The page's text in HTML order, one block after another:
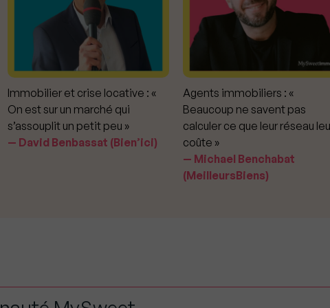
Immobilier et crise locative : «
On est sur un marché qui
s’assouplit un petit peu »
David Benbassat (Bien’ici)
Agents immobiliers : «
Beaucoup ne savent pas
calculer ce que leur réseau
coûte »
Michael Benchabat
(MeilleursBiens)